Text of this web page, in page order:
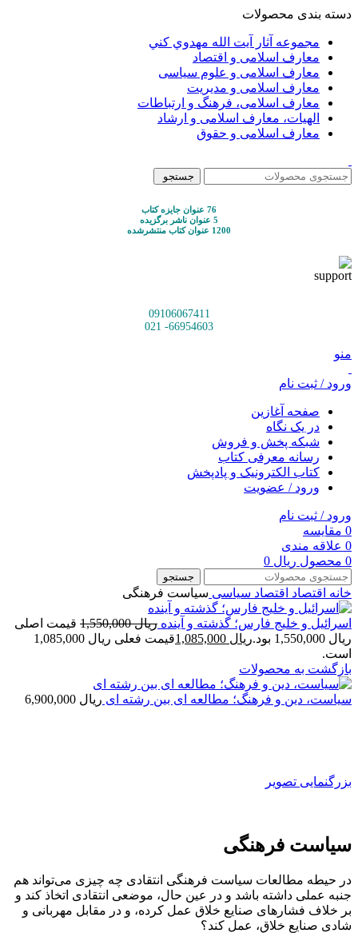
دسته بندی محصولات
مجموعه آثار آيت الله مهدوي كني
معارف اسلامی و اقتصاد
معارف اسلامی و علوم سیاسی
معارف اسلامی و مدیریت
معارف اسلامی، فرهنگ و ارتباطات
الهیات، معارف اسلامی و ارشاد
معارف اسلامی و حقوق
جستجو
76 عنوان جایزه کتاب
5 عنوان ناشر برگزیده
1200 عنوان کتاب منتشرشده
09106067411
66954603- 021
منو
ورود / ثبت نام
صفحه آغازین
در یک نگاه
شبکه پخش و فروش
رسانه معرفی کتاب
کتاب الکترونیک و پادپخش
ورود / عضویت
ورود / ثبت نام
0 مقایسه
0 علاقه مندی
0 محصول ریال
جستجو
خانه اقتصاد اقتصاد سیاسی سیاست فرهنگی
اسرائیل و خلیج فارس؛ گذشته و آینده ریال1,550,000
قیمت اصلی
ریال 1,550,000 بود.
ریال
قیمت فعلی ریال 1,085,000
است.
بازگشت به محصولات
سیاست، دین و فرهنگ؛ مطالعه ای بین رشته ای ریال
بزرگنمایی تصویر
سیاست فرهنگی
در حیطه مطالعات سیاست فرهنگی انتقادی چه چیزی می‌تواند هم
جنبه عملی داشته باشد و در عین حال، موضعی انتقادی اتخاذ کند و
بر خلاف فشارهای صنایع خلاق عمل کرده، و در مقابل مهربانی و
شادی صنایع خلاق، عمل کند؟